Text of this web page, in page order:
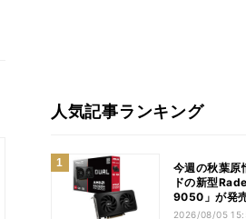
人気記事ランキング
今週の秋葉原
ドの新型
9050」が発
れる電源ケー
2026/08/05